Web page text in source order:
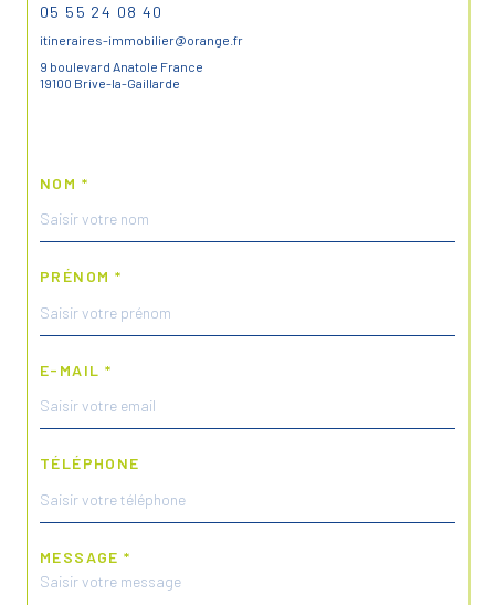
05 55 24 08 40
itineraires-immobilier@orange.fr
9 boulevard Anatole France
19100 Brive-la-Gaillarde
NOM *
PRÉNOM *
E-MAIL *
TÉLÉPHONE
MESSAGE *